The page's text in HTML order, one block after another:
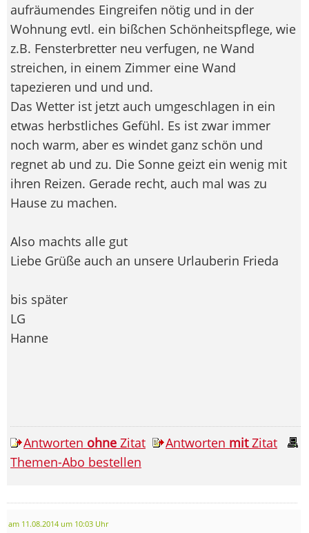
aufräumendes Eingreifen nötig und in der
Wohnung evtl. ein bißchen Schönheitspflege, wie
z.B. Fensterbretter neu verfugen, ne Wand
streichen, in einem Zimmer eine Wand
tapezieren und und und.
Das Wetter ist jetzt auch umgeschlagen in ein
etwas herbstliches Gefühl. Es ist zwar immer
noch warm, aber es windet ganz schön und
regnet ab und zu. Die Sonne geizt ein wenig mit
ihren Reizen. Gerade recht, auch mal was zu
Hause zu machen.
Also machts alle gut
Liebe Grüße auch an unsere Urlauberin Frieda
bis später
LG
Hanne
Antworten ohne Zitat Antworten mitZitat
Themen-Abo bestellen
am 11.08.2014 um 10:03 Uhr